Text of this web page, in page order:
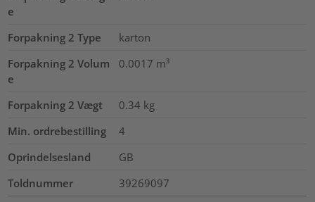
e
Forpakning 2 Type
karton
Forpakning 2 Volum
e
0.0017 m³
Forpakning 2 Vægt 0.34 kg
Min. ordrebestilling
4
Oprindelsesland
GB
Toldnummer
39269097